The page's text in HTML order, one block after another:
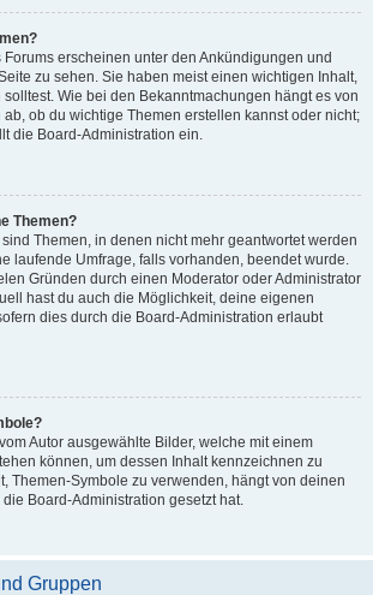
erscheinen unter den Ankündigungen und
zu sehen. Sie haben meist einen wichtigen Inhalt,
Wie bei den Bekanntmachungen hängt es von
ob du wichtige Themen erstellen kannst oder nicht;
die Board-Administration ein.
Themen?
Themen, in denen nicht mehr geantwortet werden
laufende Umfrage, falls vorhanden, beendet wurde.
Gründen durch einen Moderator oder Administrator
hast du auch die Möglichkeit, deine eigenen
dies durch die Board-Administration erlaubt
Autor ausgewählte Bilder, welche mit einem
können, um dessen Inhalt kennzeichnen zu
Themen-Symbole zu verwenden, hängt von deinen
Board-Administration gesetzt hat.
Gruppen